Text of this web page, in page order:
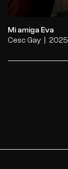
Mi amiga Eva
Cesc Gay
2025